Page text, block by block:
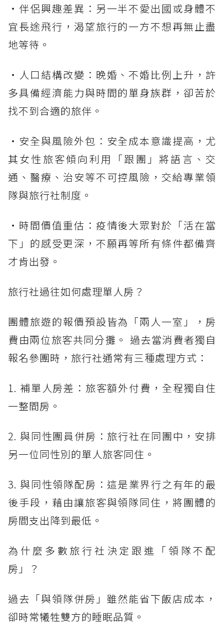
・伴侶興趣差異：另一半不愛出國或身體不
宜長途飛行，渴望旅行的一方不想再無止盡
地等待。
・人口結構改變：晚婚、不婚比例上升，許
多具備經濟能力與時間的單身族群，卻苦於
找不到合適的旅伴。
・安全與風險外包：安全成本意識提高，尤
其女性旅客傾向利用「跟團」將語言、交
通、醫療、治安等不可控風險，交給專業領
隊與旅行社制度。
・時間價值重估：疫情後大眾對於「活在當
下」的感受更深，不願再等所有條件都備齊
才肯出發。
旅行社過往如何處理單人房？
團體旅遊的報價預設皆為「兩人一室」，房
費由兩位旅客共同分攤。 過去當消費者獨自
報名參團時，旅行社通常有三種處理方式：
1. 補單人房差：旅客額外付費，全程獨自住
一整間房。
2. 與同性團員併房：旅行社在同團中，安排
另一位同性別的單人旅客同住。
3. 與同性領隊配房：這是業界行之有年的最
後手段，藉由讓旅客與領隊同住，將團體的
房間支出降到最低。
為什麼多數旅行社決定跟進「領隊不配
房」？
過去「與領隊併房」雖然能省下飯店成本，
卻時常犧牲雙方的睡眠品質。